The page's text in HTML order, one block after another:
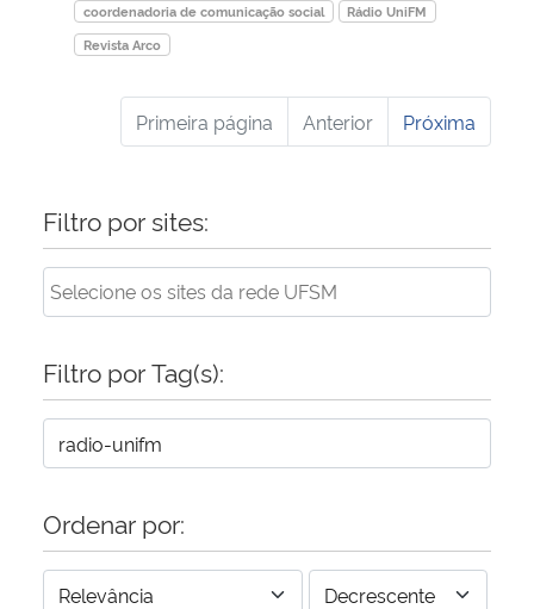
coordenadoria de comunicação social
Rádio UniFM
Revista Arco
Primeira página Anterior Próxima
Filtro por sites:
Filtro por Tag(s):
Ordenar por: